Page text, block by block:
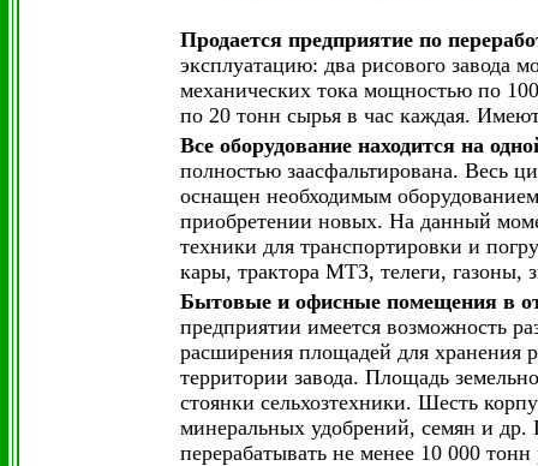
Продается предприятие по
эксплуатацию: два рисового завода
механических тока мощностью по
по 20 тонн сырья в час каждая.
Все оборудование находится на
полностью заасфальтирована. Весь
оснащен необходимым
приобретении новых. На данный
техники для транспортировки и
кары, трактора МТЗ, телеги, газоны,
Бытовые и офисные помещения в
предприятии имеется возможность
расширения площадей для хранения
территории завода. Площадь
стоянки сельхозтехники. Шесть
минеральных удобрений, семян и
перерабатывать не менее 10 000